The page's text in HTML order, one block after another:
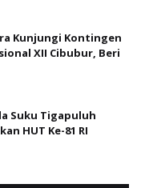
Kunjungi Kontingen
XII Cibubur, Beri
Suku Tigapuluh
HUT Ke-81 RI